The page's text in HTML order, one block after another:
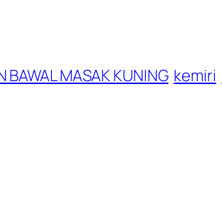
BAWAL MASAK KUNING kemiri